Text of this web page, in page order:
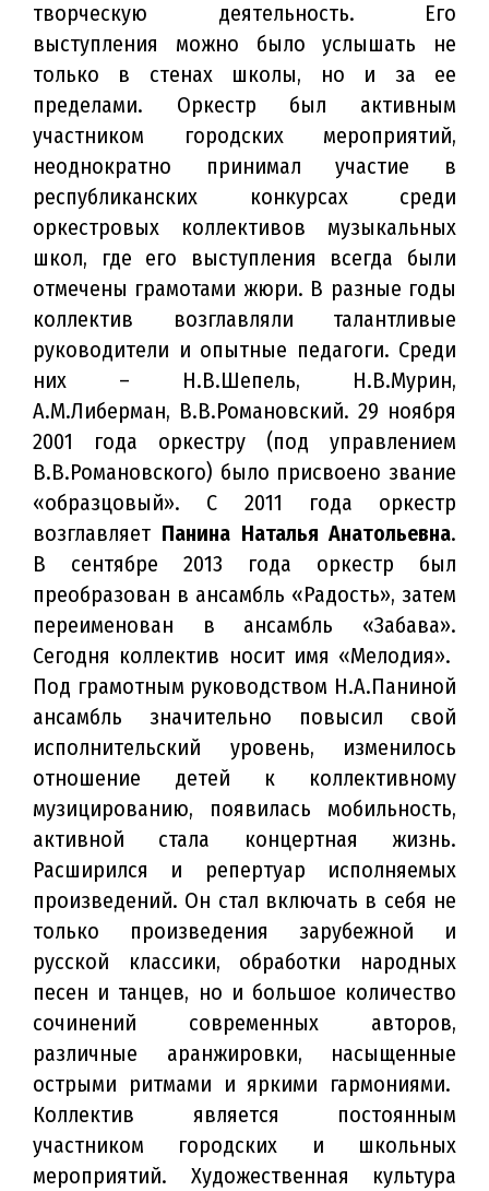
творческую деятельность. Его
выступления можно было услышать не
только в стенах школы, но и за ее
пределами. Оркестр был активным
участником городских мероприятий,
неоднократно принимал участие в
республиканских конкурсах среди
оркестровых коллективов музыкальных
школ, где его выступления всегда были
отмечены грамотами жюри. В разные годы
коллектив возглавляли талантливые
руководители и опытные педагоги. Среди
них – Н.В.Шепель, Н.В.Мурин,
А.М.Либерман, В.В.Романовский. 29 ноября
2001 года оркестру (под управлением
В.В.Романовского) было присвоено звание
«образцовый». С 2011 года оркестр
возглавляет Панина Наталья Анатольевна.
В сентябре 2013 года оркестр был
преобразован в ансамбль «Радость», затем
переименован в ансамбль «Забава».
Сегодня коллектив носит имя «Мелодия».
Под грамотным руководством Н.А.Паниной
ансамбль значительно повысил свой
исполнительский уровень, изменилось
отношение детей к коллективному
музицированию, появилась мобильность,
активной стала концертная жизнь.
Расширился и репертуар исполняемых
произведений. Он стал включать в себя не
только произведения зарубежной и
русской классики, обработки народных
песен и танцев, но и большое количество
сочинений современных авторов,
различные аранжировки, насыщенные
острыми ритмами и яркими гармониями.
Коллектив является постоянным
участником городских и школьных
мероприятий. Художественная культура